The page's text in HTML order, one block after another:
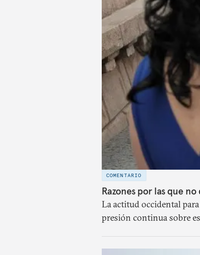
COMENTARIO
Razones por las que
La actitud occidental
presión continua sobre